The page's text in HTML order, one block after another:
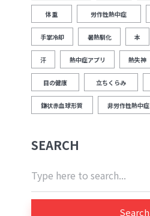
体重 労作性熱中症
手掌冷却 暑熱馴化 本
汗 熱中症アプリ 熱失神
目の健康 立ちくらみ
鎌状赤血球形質 非労作性熱中症
SEARCH
Search